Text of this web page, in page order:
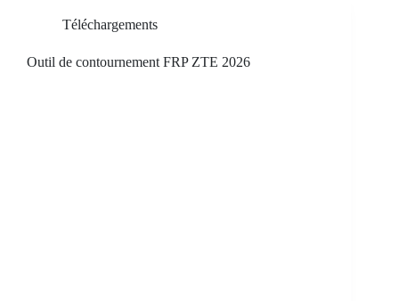
Téléchargements
Outil de contournement FRP ZTE 2026